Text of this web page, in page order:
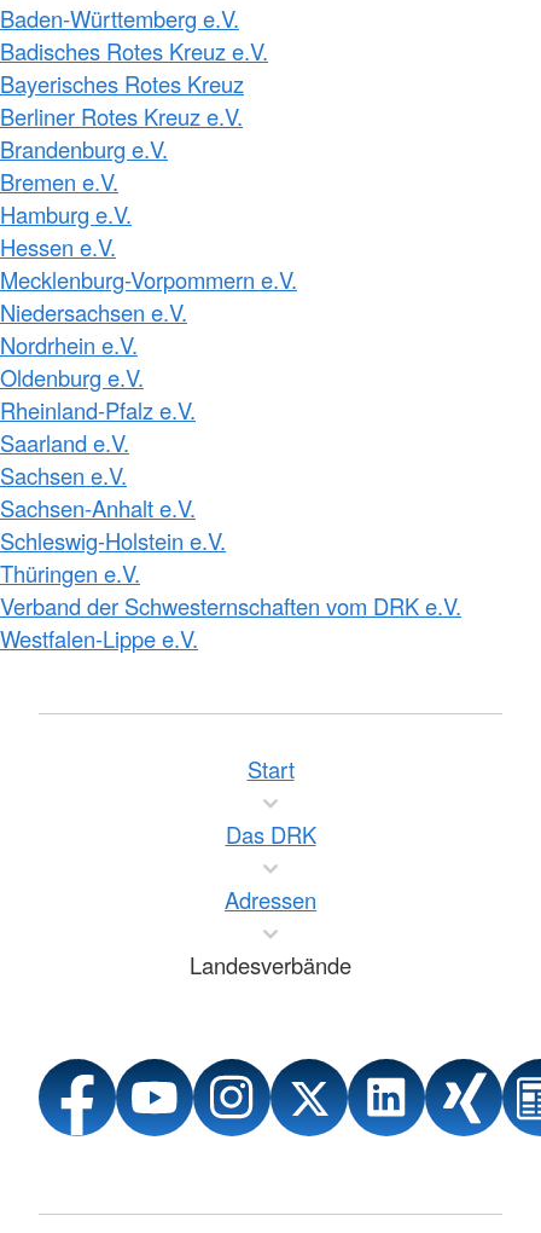
Baden-Württemberg e.V.
Badisches Rotes Kreuz e.V.
Bayerisches Rotes Kreuz
Berliner Rotes Kreuz e.V.
Brandenburg e.V.
Bremen e.V.
Hamburg e.V.
Hessen e.V.
Mecklenburg-Vorpommern e.V.
Niedersachsen e.V.
Nordrhein e.V.
Oldenburg e.V.
Rheinland-Pfalz e.V.
Saarland e.V.
Sachsen e.V.
Sachsen-Anhalt e.V.
Schleswig-Holstein e.V.
Thüringen e.V.
Verband der Schwesternschaften vom DRK e.V.
Westfalen-Lippe e.V.
Start
Das DRK
Adressen
Landesverbände